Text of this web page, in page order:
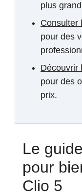
plus
Consulter
pour des
Découvrir
pour des
prix.
Le
pour
Clio 5